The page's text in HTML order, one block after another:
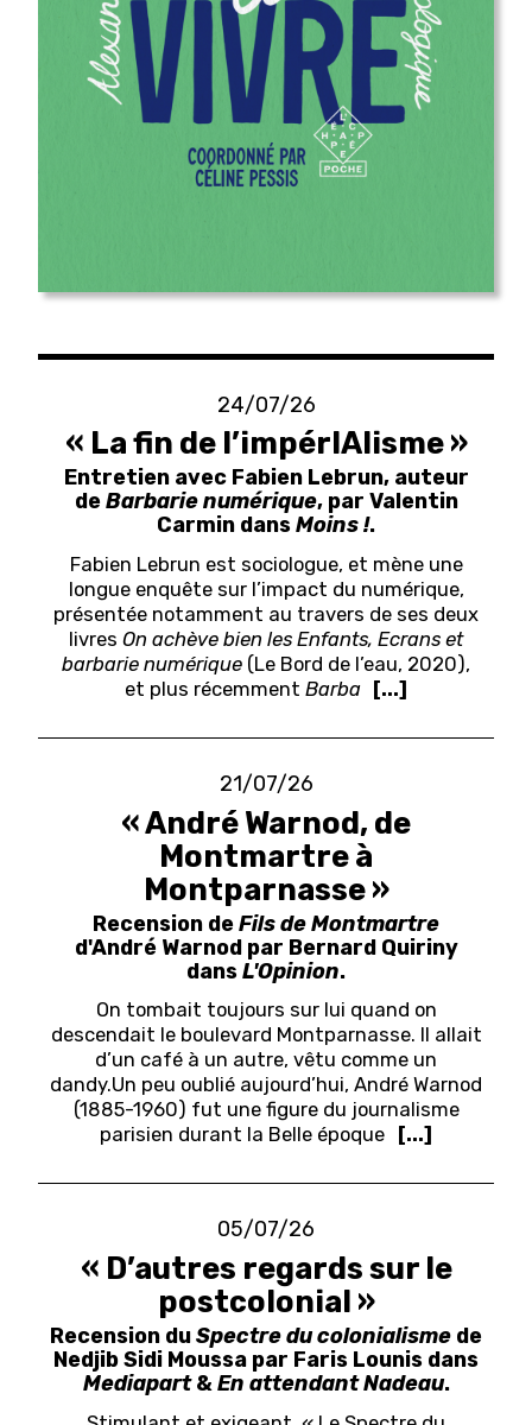
24/07/26
« La fin de l’impérIAlisme »
Entretien avec Fabien Lebrun, auteur
deBarbarie numérique, par Valentin
Carmin dans Moins !.
Fabien Lebrun est sociologue, et mène une
longue enquête sur l’impact du numérique,
présentée notamment au travers de ses deux
livres On achève bien les Enfants, Ecrans et
barbarie numérique (Le Bord de l’eau, 2020),
et plus récemment Barba [...]
21/07/26
« André Warnod, de
Montmartre à
Montparnasse »
Recension deFils de Montmartre
d'André Warnod par Bernard Quiriny
dans L'Opinion.
On tombait toujours sur lui quand on
descendait le boulevard Montparnasse. Il allait
d’un café à un autre, vêtu comme un
dandy.Un peu oublié aujourd’hui, André Warnod
(1885-1960) fut une figure du journalisme
parisien durant la Belle époque
[...]
05/07/26
« D’autres regards sur le
postcolonial »
Recension duSpectre du colonialisme de
Nedjib Sidi Moussa par Faris Lounis dans
Mediapart& En attendant Nadeau.